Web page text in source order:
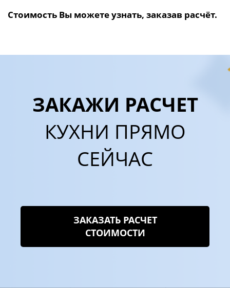
Стоимость Вы можете узнать, заказав расчёт.
ЗАКАЖИ РАСЧЕТ
КУХНИ ПРЯМО
СЕЙЧАС
ЗАКАЗАТЬ РАСЧЕТ
СТОИМОСТИ